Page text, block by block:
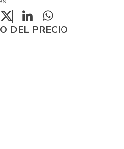
DEL PRECIO